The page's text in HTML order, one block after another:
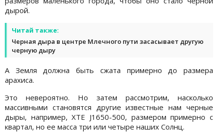
дырой.
Читай также:
Черная дыра в центре Млечного пути засасывает другую
черную дыру
А Земля должна быть сжата примерно до размера
арахиса.
Это невероятно. Но затем рассмотрим, насколько
массивными становятся другие известные нам черные
дыры, например, XTE J1650-500, размером примерно с
квартал, но ее масса три или четыре наших Солнц.